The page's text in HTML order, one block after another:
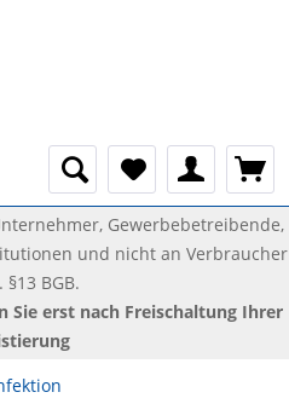
Gewerbebetreibende,
und nicht an Verbraucher
§13 BGB.
erst nach Freischaltung Ihrer